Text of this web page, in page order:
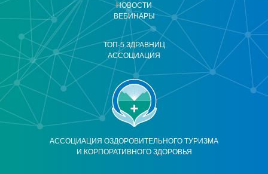
АССОЦИАЦИЯ ОЗДОРОВИТЕЛЬНОГО ТУРИЗМА
И КОРПОРАТИВНОГО ЗДОРОВЬЯ
НОВОСТИ
ВЕБИНАРЫ
ТОП-5 ЗДРАВНИЦ
АССОЦИАЦИЯ